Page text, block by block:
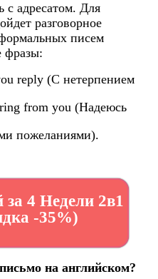
с адресатом. Для
разговорное
писем
фразы:
reply (С нетерпением
from you (Надеюсь
пожеланиями).
4 Недели 2в1
-35%)
на английском?